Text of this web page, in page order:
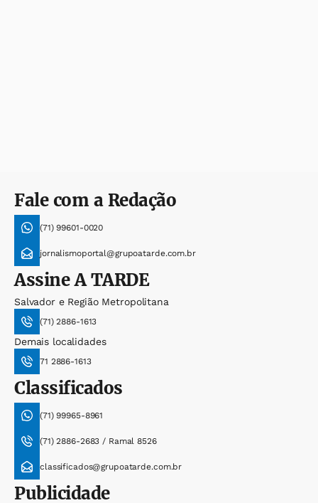
Fale com a Redação
(71) 99601-0020
jornalismoportal@grupoatarde.com.br
AssineA TARDE
Salvador e Região Metropolitana
(71) 2886-1613
Demais localidades
71 2886-1613
Classificados
(71) 99965-8961
(71) 2886-2683 / Ramal 8526
classificados@grupoatarde.com.br
Publicidade